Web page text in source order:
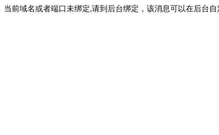
当前域名或者端口未绑定,请到后台绑定，该消息可以在后台自